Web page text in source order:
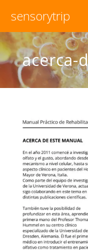
sensorytrip
acerca-